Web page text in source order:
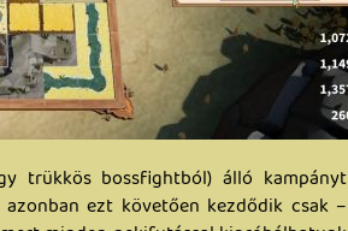
trükkös bossfightból) álló kampányt
ezt követően kezdődik csak –